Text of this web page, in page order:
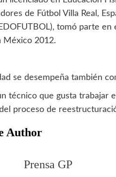
de Fútbol Villa Real,
tomó parte
México 2012.
se desempeña también
técnico que gusta trabajar
proceso de
Author
Prensa GP